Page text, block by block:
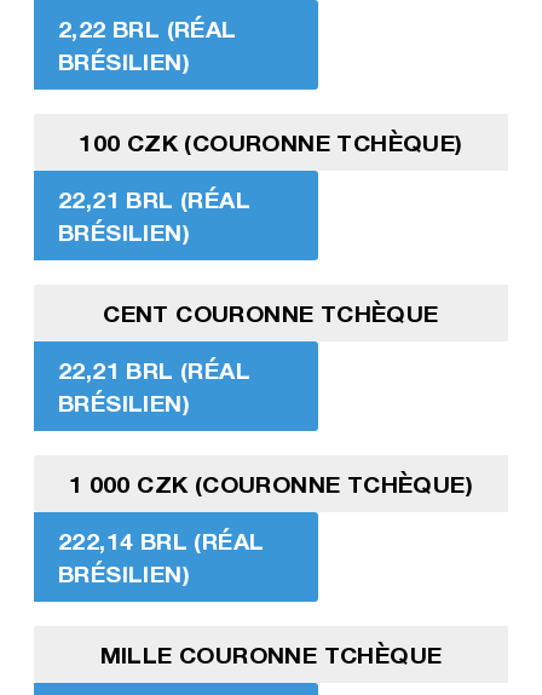
2,22 BRL (RÉAL
BRÉSILIEN)
100 CZK (COURONNE TCHÈQUE)
22,21 BRL (RÉAL
BRÉSILIEN)
CENT COURONNE TCHÈQUE
22,21 BRL (RÉAL
BRÉSILIEN)
1 000 CZK (COURONNE TCHÈQUE)
222,14 BRL (RÉAL
BRÉSILIEN)
MILLE COURONNE TCHÈQUE